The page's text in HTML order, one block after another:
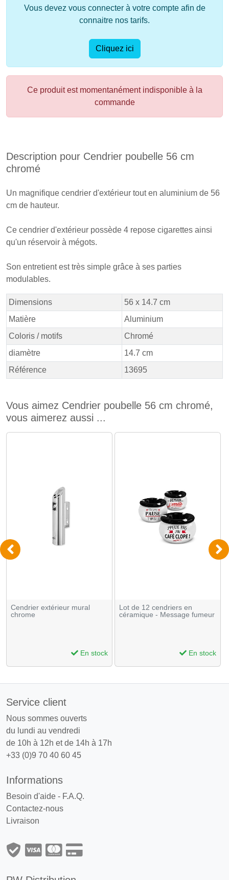
Vous devez vous connecter à votre compte afin de
connaitre nos tarifs.
Cliquez ici
Ce produit est momentanément indisponible à la
commande
Description pour Cendrier poubelle 56 cm
chromé
Un magnifique cendrier d'extérieur tout en aluminium de 56
cm de hauteur.
Ce cendrier d'extérieur possède 4 repose cigarettes ainsi
qu'un réservoir à mégots.
Son entretient est très simple grâce à ses parties
modulables.
Dimensions
56 x 14.7 cm
Matière
Aluminium
Coloris / motifs
Chromé
diamètre
14.7 cm
Référence
13695
Vous aimez Cendrier poubelle 56 cm chromé,
vous aimerez aussi ...
Cendrier extérieur mural
chrome
En stock
Lot de 12 cendriers en
céramique - Message fumeur
En stock
Service client
Nous sommes ouverts
du lundi au vendredi
de 10h à 12h et de 14h à 17h
+33 (0)9 70 40 60 45
Informations
Besoin d'aide - F.A.Q.
Contactez-nous
Livraison